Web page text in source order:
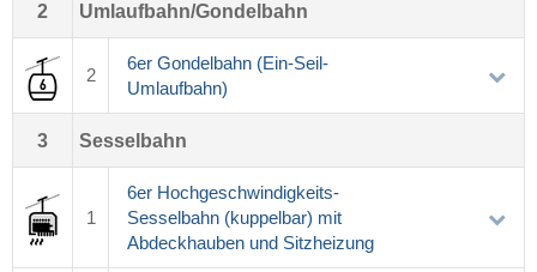
2 Umlaufbahn/Gondelbahn
2
6er Gondelbahn (Ein-Seil-
Umlaufbahn)
3 Sesselbahn
1
6er Hochgeschwindigkeits-
Sesselbahn (kuppelbar) mit
Abdeckhauben und Sitzheizung